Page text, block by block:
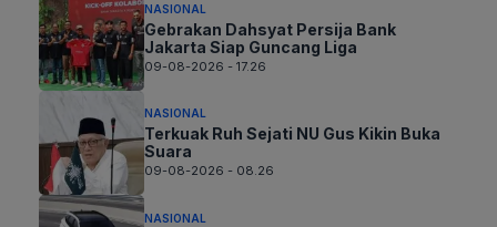
NASIONAL
Gebrakan Dahsyat Persija Bank
Jakarta Siap Guncang Liga
09-08-2026 - 17.26
NASIONAL
Terkuak Ruh Sejati NU Gus Kikin Buka
Suara
09-08-2026 - 08.26
NASIONAL